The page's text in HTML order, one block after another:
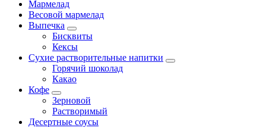
Мармелад
Весовой мармелад
Выпечка
Бисквиты
Кексы
Сухие растворительные напитки
Горячий шоколад
Какао
Кофе
Зерновой
Растворимый
Десертные соусы